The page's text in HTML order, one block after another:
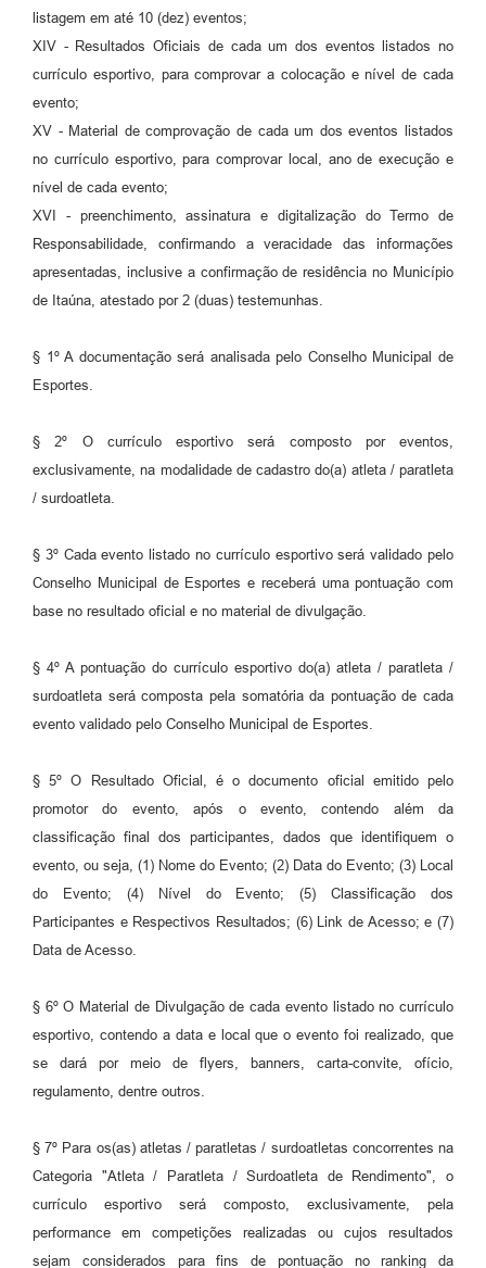
listagem em até 10 (dez) eventos;
XIV - Resultados Oficiais de cada um dos eventos listados no
currículo esportivo, para comprovar a colocação e nível de cada
evento;
XV - Material de comprovação de cada um dos eventos listados
no currículo esportivo, para comprovar local, ano de execução e
nível de cada evento;
XVI - preenchimento, assinatura e digitalização do Termo de
Responsabilidade, confirmando a veracidade das informações
apresentadas, inclusive a confirmação de residência no Município
de Itaúna, atestado por 2 (duas) testemunhas.
§ 1º A documentação será analisada pelo Conselho Municipal de
Esportes.
§ 2º O currículo esportivo será composto por eventos,
exclusivamente, na modalidade de cadastro do(a) atleta / paratleta
/ surdoatleta.
§ 3º Cada evento listado no currículo esportivo será validado pelo
Conselho Municipal de Esportes e receberá uma pontuação com
base no resultado oficial e no material de divulgação.
§ 4º A pontuação do currículo esportivo do(a) atleta / paratleta /
surdoatleta será composta pela somatória da pontuação de cada
evento validado pelo Conselho Municipal de Esportes.
§ 5º O Resultado Oficial, é o documento oficial emitido pelo
promotor do evento, após o evento, contendo além da
classificação final dos participantes, dados que identifiquem o
evento, ou seja, (1) Nome do Evento; (2) Data do Evento; (3) Local
do Evento; (4) Nível do Evento; (5) Classificação dos
Participantes e Respectivos Resultados; (6) Link de Acesso; e (7)
Data de Acesso.
§ 6º O Material de Divulgação de cada evento listado no currículo
esportivo, contendo a data e local que o evento foi realizado, que
se dará por meio de flyers, banners, carta-convite, ofício,
regulamento, dentre outros.
§ 7º Para os(as) atletas / paratletas / surdoatletas concorrentes na
Categoria "Atleta / Paratleta / Surdoatleta de Rendimento", o
currículo esportivo será composto, exclusivamente, pela
performance em competições realizadas ou cujos resultados
sejam considerados para fins de pontuação no ranking da